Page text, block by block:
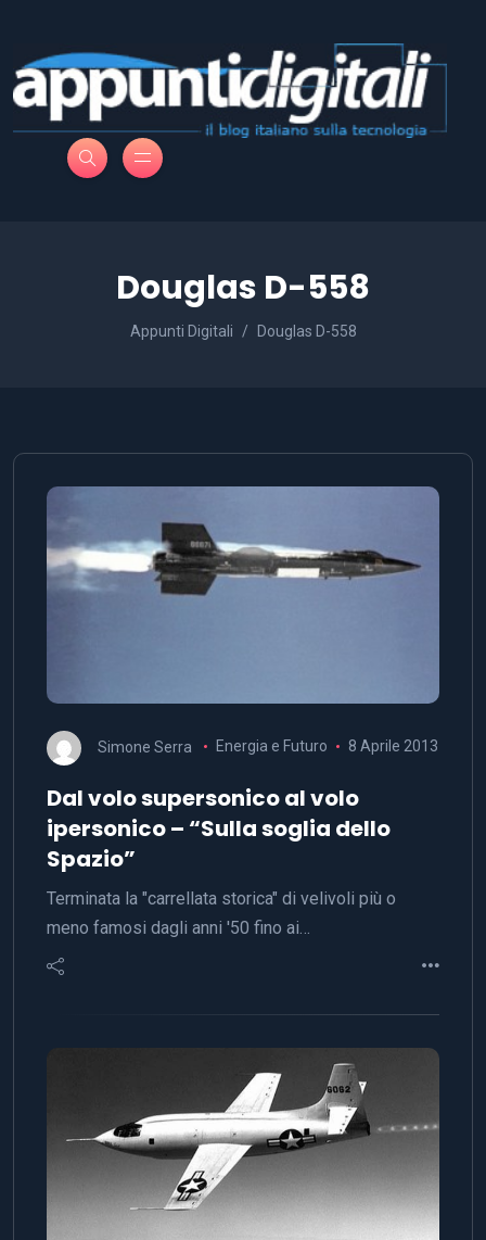
Douglas D-558
Appunti Digitali Douglas D-558
Simone Serra Energia e Futuro 8 Aprile 2013
Dal volo supersonico al volo
ipersonico – “Sulla soglia dello
Spazio”
Terminata la "carrellata storica" di velivoli più o
meno famosi dagli anni '50 fino ai…